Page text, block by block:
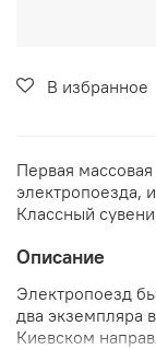
В избранное
Первая
электропоезда,
Классный
Описание
Электропоезд
два экземпляра
Киевском